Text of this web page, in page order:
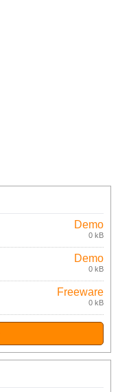
Demo
0 kB
Demo
0 kB
Freeware
0 kB